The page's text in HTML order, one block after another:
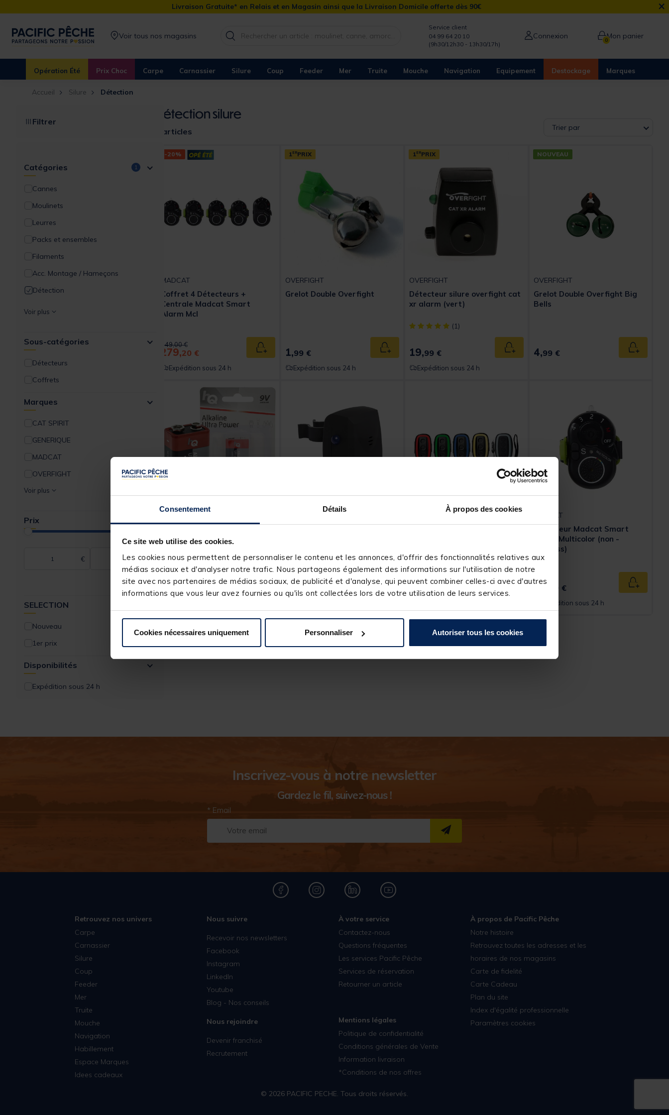
Consentement Détails À propos des cookies
Ce site web utilise des cookies.
Les cookies nous permettent de personnaliser le contenu et les annonces, d'offrir des fonctionnalités relatives aux
médias sociaux et d'analyser notre trafic. Nous partageons également des informations sur l'utilisation de notre
site avec nos partenaires de médias sociaux, de publicité et d'analyse, qui peuvent combiner celles-ci avec d'autres
informations que vous leur avez fournies ou qu'ils ont collectées lors de votre utilisation de leurs services.
Cookies nécessaires uniquement Personnaliser Autoriser tous les cookies
Livraison Gratuite* en Relais et en Magasin ainsi que la Livraison Domicile offerte dès 90€ ×
Voir tous nos magasins
Service client
04 99 64 20 10
(9h30/12h30 - 13h30/17h)
Connexion 0Mon panier
Opération Été Prix Choc Carpe Carnassier Silure Coup Feeder Mer Truite Mouche Navigation Equipement Destockage Marques
Accueil Silure Détection
Filtrer
Catégories 1
Cannes
Moulinets
Leurres
Packs et ensembles
Filaments
Acc. Montage / Hameçons
Détection
Supports de cannes
Viviers / Aérateurs
Clonks
No Kill
Bivouac / Confort
Vêtements
Wading
Voir plus
Sous-catégories
Détecteurs
Coffrets
Marques
CAT SPIRIT
GENERIQUE
MADCAT
OVERFIGHT
Voir plus
Prix
€ €
SELECTION
Nouveau
1er prix
Disponibilités
Expédition sous 24 h
Détection silure
8 articles Trier par
-20%
MADCAT
Coffret 4 Détecteurs +
Centrale Madcat Smart
Alarm Mcl
Price reduced from
349,00 €to
279,20 € Ajouter au panier
Expédition sous 24 h
1ERPRIX
OVERFIGHT
Grelot Double Overfight
1,99 € Ajouter au panier
Expédition sous 24 h
1ERPRIX
OVERFIGHT
Détecteur silure overfight cat
xr alarm (vert)
[object Object] out of 5 Customer Rating
(1)
19,99 € Ajouter au panier
Expédition sous 24 h
NOUVEAU
OVERFIGHT
Grelot Double Overfight Big
Bells
4,99 € Ajouter
[object Object] out of 5 Customer Rating
(4)
4, 99 € Ajouter au panier
27, 99 € Ajouter au panier
449,00 € Ajouter au panier
MADCAT
Détecteur Madcat Smart
Alarm Multicolor (non -
wireless)
59, 99 € Ajouter
Expédition sous 24 h
Inscrivez-vous à notre newsletter
Gardez le fil, suivez-nous !
* Email
S''INSCRIRE
Retrouvez nos univers
Carpe
Carnassier
Silure
Coup
Feeder
Mer
Truite
Mouche
Navigation
Habillement
Espace Marques
Idees cadeaux
Nous suivre
Recevoir nos newsletters
Facebook
Instagram
LinkedIn
Youtube
Blog - Nos conseils
Nous rejoindre
Devenir franchisé
Recrutement
À votre service
Contactez-nous
Questions fréquentes
Les services Pacific Pêche
Services de réservation
Retourner un article
Mentions légales
Politique de confidentialité
Conditions générales de Vente
Information livraison
*Conditions de nos offres
À propos de Pacific Pêche
Notre histoire
Retrouvez toutes les adresses et les
horaires de nos magasins
Carte de fidelité
Carte Cadeau
Plan du site
Index d'égalité professionnelle
Paramètres cookies
© 2026 PACIFIC PECHE. Tous droits réservés.